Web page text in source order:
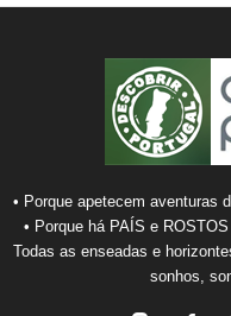
• Porque apetecem aventuras
• Porque há PAÍS e
Todas as enseadas e
sonhos,